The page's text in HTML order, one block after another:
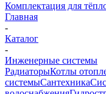
Комплектация для
Главная
-
Каталог
-
Инженерные системы
РадиаторыКотлы
системыСантехника